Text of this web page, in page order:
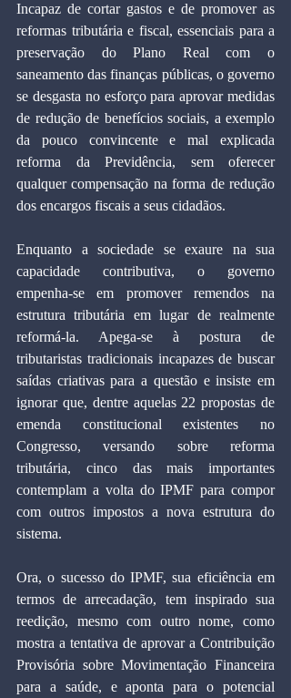
Incapaz de cortar gastos e de promover as
reformas tributária e fiscal, essenciais para a
preservação do Plano Real com o
saneamento das finanças públicas, o governo
se desgasta no esforço para aprovar medidas
de redução de benefícios sociais, a exemplo
da pouco convincente e mal explicada
reforma da Previdência, sem oferecer
qualquer compensação na forma de redução
dos encargos fiscais a seus cidadãos.
Enquanto a sociedade se exaure na sua
capacidade contributiva, o governo
empenha-se em promover remendos na
estrutura tributária em lugar de realmente
reformá-la. Apega-se à postura de
tributaristas tradicionais incapazes de buscar
saídas criativas para a questão e insiste em
ignorar que, dentre aquelas 22 propostas de
emenda constitucional existentes no
Congresso, versando sobre reforma
tributária, cinco das mais importantes
contemplam a volta do IPMF para compor
com outros impostos a nova estrutura do
sistema.
Ora, o sucesso do IPMF, sua eficiência em
termos de arrecadação, tem inspirado sua
reedição, mesmo com outro nome, como
mostra a tentativa de aprovar a Contribuição
Provisória sobre Movimentação Financeira
para a saúde, e aponta para o potencial